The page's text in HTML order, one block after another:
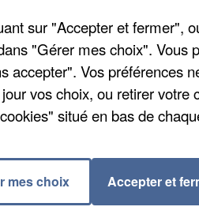
avec moins de 26,3
à 30. Enfin, en 2025, il y
-1,3% comparé à l'année
sur "Accepter et fermer",
"Gérer mes choix". Vous
accepter". Vos préférences
vos choix, ou retirer votre
situé en bas de
mes choix Accepter et